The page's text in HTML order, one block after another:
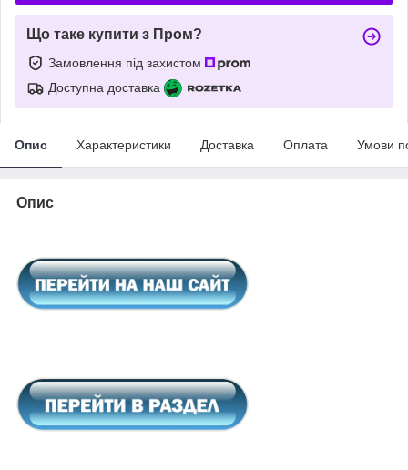
Що таке купити з Пром?
Замовлення під захистом
Доступна доставка
Опис Характеристики Доставка Оплата Умови
Опис